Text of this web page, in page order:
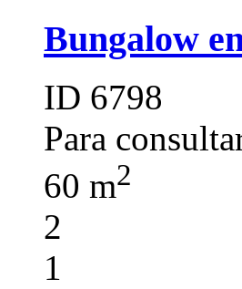
Bungalow
ID 6798
Para
60 m2
2
1